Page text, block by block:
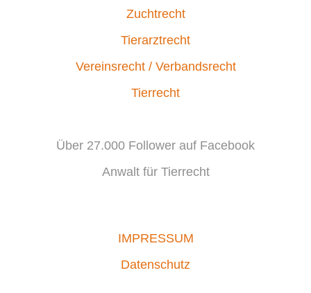
Zuchtrecht
Tierarztrecht
Vereinsrecht / Verbandsrecht
Tierrecht
Über 27.000 Follower auf Facebook
Anwalt für Tierrecht
IMPRESSUM
Datenschutz